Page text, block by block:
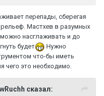
перепады, сберегая
Мастхев в разумных
насглаживать и до
будет
Нужно
что-бы иметь
чего это необходимо.
сказал: